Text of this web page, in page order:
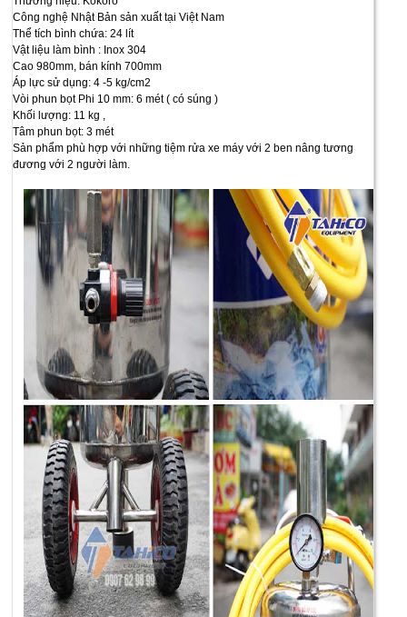
Công nghệ Nhật Bản sản xuất tại Việt Nam
Thể tích bình chứa: 24 lít
Vật liệu làm bình : Inox 304
Cao 980mm, bán kính 700mm
Áp lực sử dụng: 4 -5 kg/cm2
Vòi phun bọt Phi 10 mm: 6 mét ( có súng )
Khối lượng: 11 kg ,
Tâm phun bọt: 3 mét
Sản phẩm phù hợp với những tiệm rửa xe máy với 2 ben nâng tương
đương với 2 người làm.